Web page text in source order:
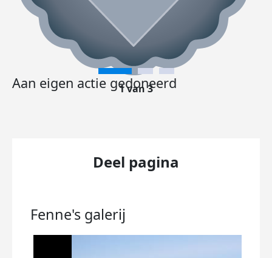
Aan eigen actie gedoneerd
1 van 3
Deel pagina
Fenne's galerij